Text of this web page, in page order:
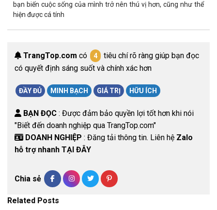
bạn biến cuộc sống của mình trở nên thú vị hơn, cũng như thể
hiện được cá tính
TrangTop.com có 4
tiêu chí rõ ràng giúp bạn đọc
có quyết định sáng suốt và chính xác hơn
ĐẦY ĐỦ MINH BẠCH GIÁ TRỊ HỮU ÍCH
BẠN ĐỌC : Được đảm bảo quyền lợi tốt hơn khi nói
"Biết đến doanh nghiệp qua TrangTop.com"
DOANH NGHIỆP : Đăng tải thông tin. Liên hệ Zalo
hỗ trợ nhanh TẠI ĐÂY
Chia sẻ
Related Posts